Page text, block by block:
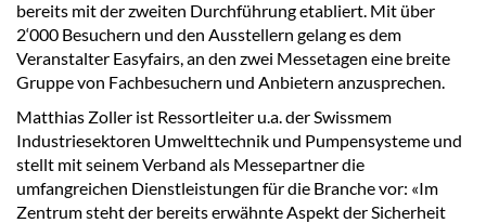
bereits mit der zweiten Durchführung etabliert. Mit über
2‘000 Besuchern und den Ausstellern gelang es dem
Veranstalter Easyfairs, an den zwei Messetagen eine breite
Gruppe von Fachbesuchern und Anbietern anzusprechen.
Matthias Zoller ist Ressortleiter u.a. der Swissmem
Industriesektoren Umwelttechnik und Pumpensysteme und
stellt mit seinem Verband als Messepartner die
umfangreichen Dienstleistungen für die Branche vor: «Im
Zentrum steht der bereits erwähnte Aspekt der Sicherheit